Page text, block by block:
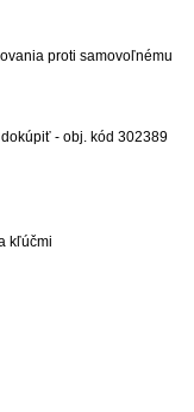
proti samovoľnému
- obj. kód 302389
kľúčmi